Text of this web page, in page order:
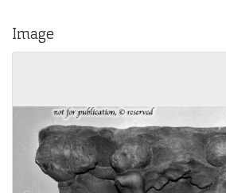
Image